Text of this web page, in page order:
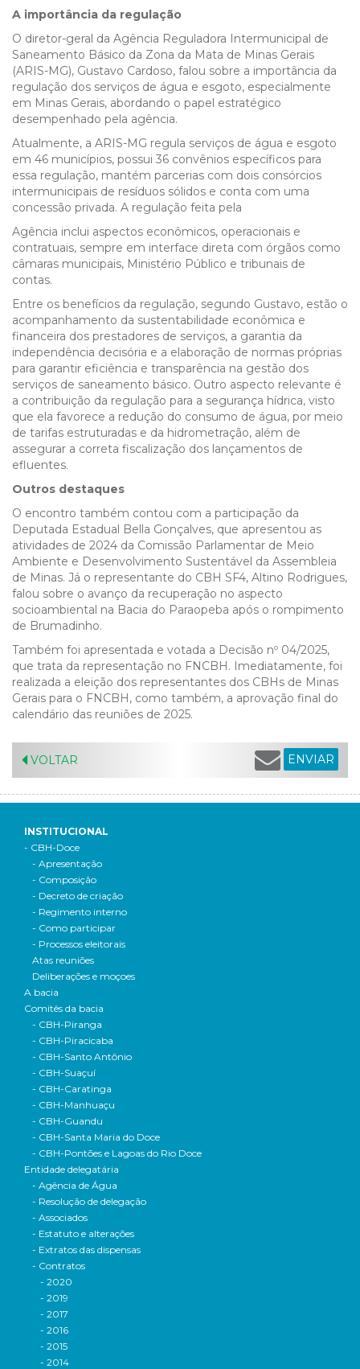
A importância da regulação
O diretor-geral da Agência Reguladora Intermunicipal de
Saneamento Básico da Zona da Mata de Minas Gerais
(ARIS-MG), Gustavo Cardoso, falou sobre a importância da
regulação dos serviços de água e esgoto, especialmente
em Minas Gerais, abordando o papel estratégico
desempenhado pela agência.
Atualmente, a ARIS-MG regula serviços de água e esgoto
em 46 municípios, possui 36 convênios específicos para
essa regulação, mantém parcerias com dois consórcios
intermunicipais de resíduos sólidos e conta com uma
concessão privada. A regulação feita pela
Agência inclui aspectos econômicos, operacionais e
contratuais, sempre em interface direta com órgãos como
câmaras municipais, Ministério Público e tribunais de
contas.
Entre os benefícios da regulação, segundo Gustavo, estão o
acompanhamento da sustentabilidade econômica e
financeira dos prestadores de serviços, a garantia da
independência decisória e a elaboração de normas próprias
para garantir eficiência e transparência na gestão dos
serviços de saneamento básico. Outro aspecto relevante é
a contribuição da regulação para a segurança hídrica, visto
que ela favorece a redução do consumo de água, por meio
de tarifas estruturadas e da hidrometração, além de
assegurar a correta fiscalização dos lançamentos de
efluentes.
Outros destaques
O encontro também contou com a participação da
Deputada Estadual Bella Gonçalves, que apresentou as
atividades de 2024 da Comissão Parlamentar de Meio
Ambiente e Desenvolvimento Sustentável da Assembleia
de Minas. Já o representante do CBH SF4, Altino Rodrigues,
falou sobre o avanço da recuperação no aspecto
socioambiental na Bacia do Paraopeba após o rompimento
de Brumadinho.
Também foi apresentada e votada a Decisão nº 04/2025,
que trata da representação no FNCBH. Imediatamente, foi
realizada a eleição dos representantes dos CBHs de Minas
Gerais para o FNCBH, como também, a aprovação final do
calendário das reuniões de 2025.
VOLTAR ENVIAR
INSTITUCIONAL
- CBH-Doce
- Apresentação
- Composição
- Decreto de criação
- Regimento interno
- Como participar
- Processos eleitorais
Atas reuniões
Deliberações e moçoes
A bacia
Comitês da bacia
- CBH-Piranga
- CBH-Piracicaba
- CBH-Santo Antônio
- CBH-Suaçuí
- CBH-Caratinga
- CBH-Manhuaçu
- CBH-Guandu
- CBH-Santa Maria do Doce
- CBH-Pontões e Lagoas do Rio Doce
Entidade delegatária
- Agência de Água
- Resolução de delegação
- Associados
- Estatuto e alterações
- Extratos das dispensas
- Contratos
- 2020
- 2019
- 2017
- 2016
- 2015
- 2014